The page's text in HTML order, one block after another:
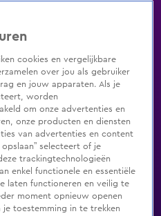
Zenders Genres
Shop
cookies en vergelijkbare
over jou als gebruiker
en jouw apparaten. Als je
worden
om onze advertenties en
onze producten en diensten
van advertenties en content
selecteert of je
trackingtechnologieën
enkel functionele en essentiële
laten functioneren en veilig te
moment opnieuw openen
toestemming in te trekken